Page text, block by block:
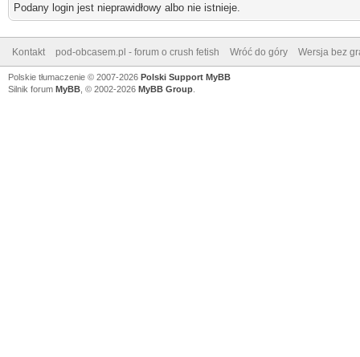
Podany login jest nieprawidłowy albo nie istnieje.
Kontakt pod-obcasem.pl - forum o crush fetish Wróć do góry Wersja bez
Polskie tłumaczenie © 2007-2026 Polski Support MyBB
Silnik forum MyBB , © 2002-2026 MyBB Group